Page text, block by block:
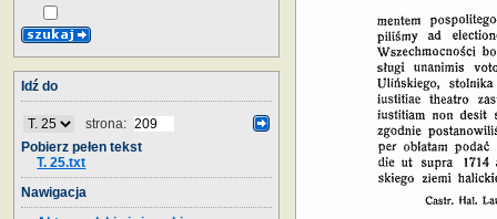
Idź do
strona:
Pobierz pełen tekst
T. 25.txt
Nawigacja